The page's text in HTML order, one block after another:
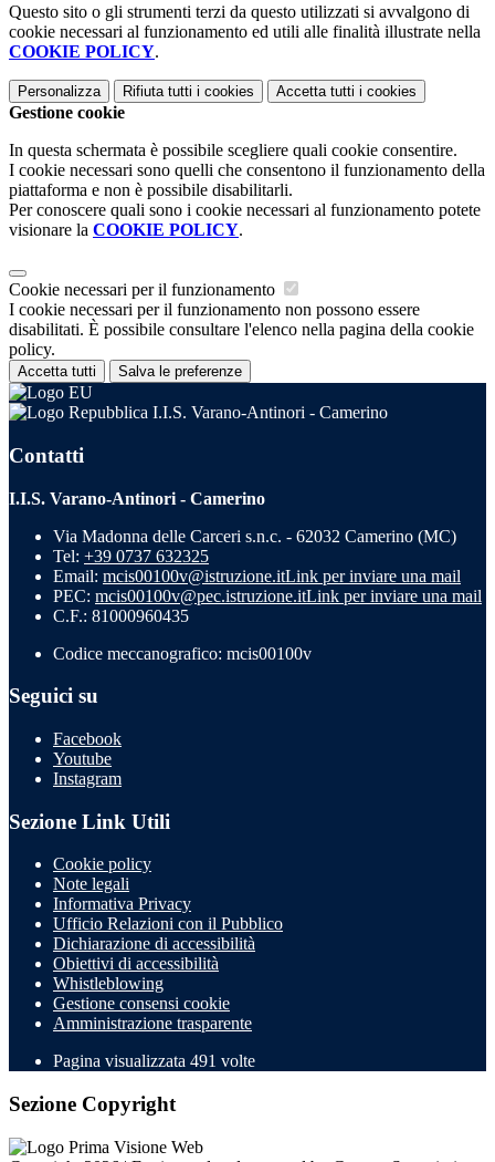
Questo sito o gli strumenti terzi da questo utilizzati si avvalgono di
cookie necessari al funzionamento ed utili alle finalità illustrate nella
COOKIE POLICY.
Personalizza Rifiuta tutti i cookies Accetta tutti i cookies
Gestione cookie
In questa schermata è possibile scegliere quali cookie consentire.
I cookie necessari sono quelli che consentono il funzionamento della
piattaforma e non è possibile disabilitarli.
Per conoscere quali sono i cookie necessari al funzionamento potete
visionare la COOKIE POLICY.
Cookie necessari per il funzionamento
I cookie necessari per il funzionamento non possono essere
disabilitati. È possibile consultare l'elenco nella pagina della cookie
policy.
Accetta tutti Salva le preferenze
I.I.S. Varano-Antinori - Camerino
Contatti
I.I.S. Varano-Antinori - Camerino
Via Madonna delle Carceri s.n.c. - 62032 Camerino (MC)
Tel: +39 0737 632325
Email: mcis00100v@istruzione.itLink per inviare una mail
PEC: mcis00100v@pec.istruzione.itLink per inviare una mail
C.F.: 81000960435
Codice meccanografico: mcis00100v
Seguici su
Facebook
Youtube
Instagram
Sezione Link Utili
Cookie policy
Note legali
Informativa Privacy
Ufficio Relazioni con il Pubblico
Dichiarazione di accessibilità
Obiettivi di accessibilità
Whistleblowing
Gestione consensi cookie
Amministrazione trasparente
Pagina visualizzata 491 volte
Sezione Copyright